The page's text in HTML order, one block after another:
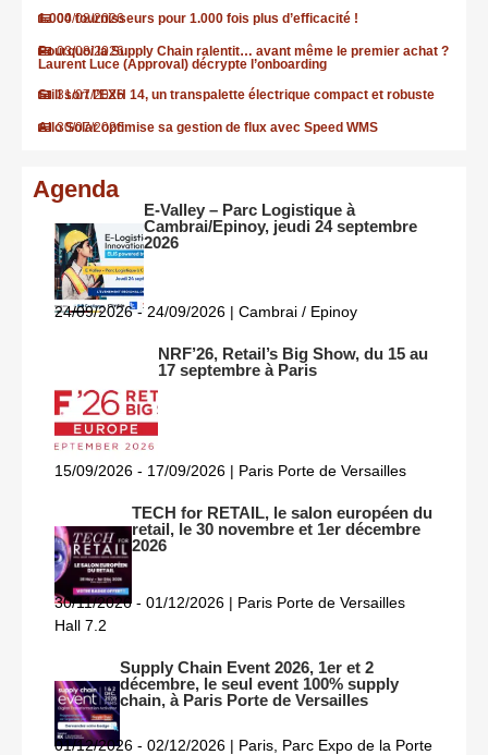
04/08/2026
1.000 fournisseurs pour 1.000 fois plus d’efficacité !
03/08/2026
Pourquoi la Supply Chain ralentit… avant même le premier achat ?
Laurent Luce (Approval) décrypte l’onboarding
31/07/2026
Still sort l’EXH 14, un transpalette électrique compact et robuste
30/07/2026
Allo Solar optimise sa gestion de flux avec Speed WMS
Agenda
E-Valley – Parc Logistique à
Cambrai/Epinoy, jeudi 24 septembre
2026
24/09/2026 - 24/09/2026 | Cambrai / Epinoy
NRF’26, Retail’s Big Show, du 15 au
17 septembre à Paris
15/09/2026 - 17/09/2026 | Paris Porte de Versailles
TECH for RETAIL, le salon européen du
retail, le 30 novembre et 1er décembre
2026
30/11/2026 - 01/12/2026 | Paris Porte de Versailles
Hall 7.2
Supply Chain Event 2026, 1er et 2
décembre, le seul event 100% supply
chain, à Paris Porte de Versailles
01/12/2026 - 02/12/2026 | Paris, Parc Expo de la Porte